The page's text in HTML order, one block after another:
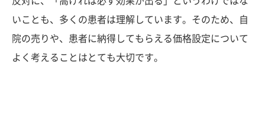
いことも、多くの患者は理解しています。そのため、自
院の売りや、患者に納得してもらえる価格設定について
よく考えることはとても大切です。